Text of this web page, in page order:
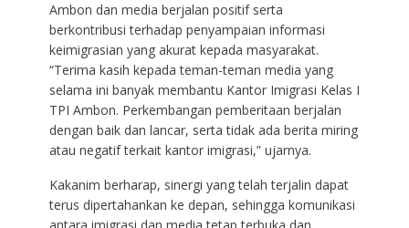
Ambon dan media berjalan positif serta
berkontribusi terhadap penyampaian informasi
keimigrasian yang akurat kepada masyarakat.
“Terima kasih kepada teman-teman media yang
selama ini banyak membantu Kantor Imigrasi Kelas I
TPI Ambon. Perkembangan pemberitaan berjalan
dengan baik dan lancar, serta tidak ada berita miring
atau negatif terkait kantor imigrasi,” ujarnya.
Kakanim berharap, sinergi yang telah terjalin dapat
terus dipertahankan ke depan, sehingga komunikasi